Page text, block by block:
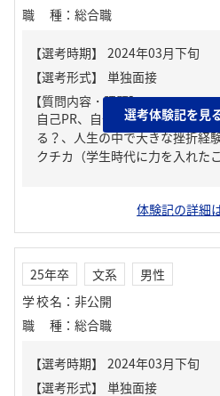
職種 ： 総合職
【質問内容・課題】
自己PR、自分の強み/弱み、周
る？、人生の中で大きな挫折経
クチカ（学生時代に力を入れた
選考体験記を見
体験記の詳細
25年卒 文系
男性
学校名 ： 非公開
職種 ： 総合職